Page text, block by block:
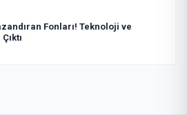
Fonları! Teknoloji ve